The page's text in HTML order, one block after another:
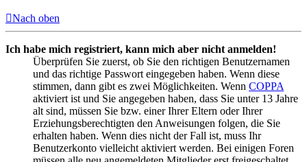
Nach oben
Ich habe mich registriert, kann mich aber nicht anmelden!
Überprüfen Sie zuerst, ob Sie den richtigen Benutzernamen
und das richtige Passwort eingegeben haben. Wenn diese
stimmen, dann gibt es zwei Möglichkeiten. Wenn COPPA
aktiviert ist und Sie angegeben haben, dass Sie unter 13 Jahre
alt sind, müssen Sie bzw. einer Ihrer Eltern oder Ihrer
Erziehungsberechtigten den Anweisungen folgen, die Sie
erhalten haben. Wenn dies nicht der Fall ist, muss Ihr
Benutzerkonto vielleicht aktiviert werden. Bei einigen Foren